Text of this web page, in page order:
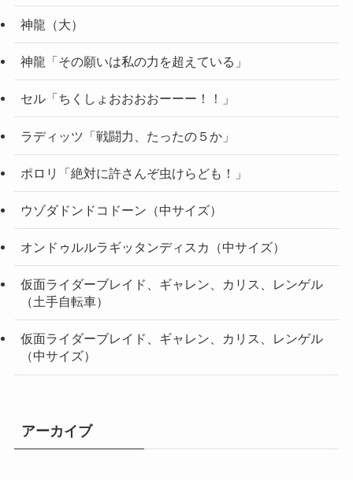
神龍（大）
神龍「その願いは私の力を超えている」
セル「ちくしょおおおおーーー！！」
ラディッツ「戦闘力、たったの５か」
ポロリ「絶対に許さんぞ虫けらども！」
ウゾダドンドコドーン（中サイズ）
オンドゥルルラギッタンディスカ（中サイズ）
仮面ライダーブレイド、ギャレン、カリス、レンゲル
（土手自転車）
仮面ライダーブレイド、ギャレン、カリス、レンゲル
（中サイズ）
アーカイブ